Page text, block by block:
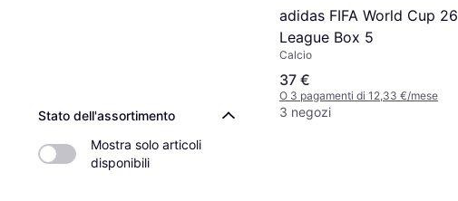
Stato dell'assortimento
Mostra solo articoli
disponibili
adidas FIFA World Cup 26
League Box 5
Calcio
37 €
O 3 pagamenti di 12,33 €/mese
3 negozi